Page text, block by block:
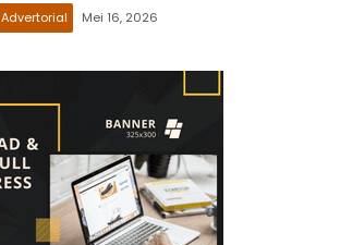
Advertorial Mei 16, 2026